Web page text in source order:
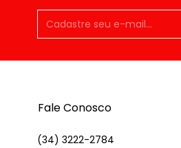
Fale Conosco
(34) 3222-2784